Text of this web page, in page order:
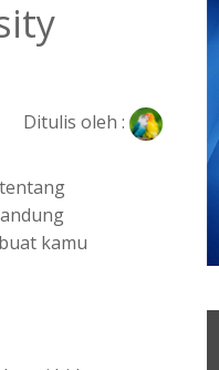
Ditulis oleh :
kamu